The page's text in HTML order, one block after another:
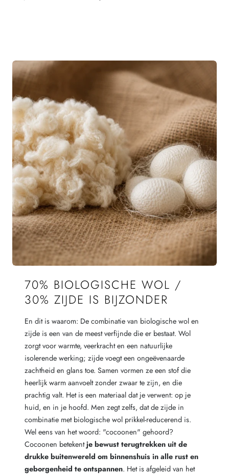
70% BIOLOGISCHE WOL /
30% ZIJDE IS BIJZONDER
En dit is waarom: De combinatie van biologische wol en
zijde is een van de meest verfijnde die er bestaat. Wol
zorgt voor warmte, veerkracht en een natuurlijke
isolerende werking; zijde voegt een ongeëvenaarde
zachtheid en glans toe. Samen vormen ze een stof die
heerlijk warm aanvoelt zonder zwaar te zijn, en die
prachtig valt. Het is een materiaal dat je verwent: op je
huid, en in je hoofd. Men zegt zelfs, dat de zijde in
combinatie met biologische wol prikkel-reducerend is.
Wel eens van het woord: "cocoonen" gehoord?
Cocoonen betekentje bewust terugtrekken uit de
drukke buitenwereld om binnenshuis in alle rust en
geborgenheid te ontspannen. Het is afgeleid van het